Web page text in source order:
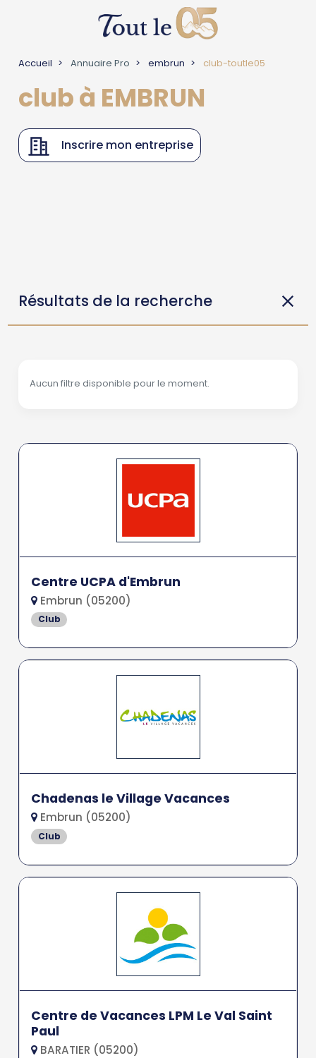
Accueil Annuaire Pro embrun club-toutle05
club à EMBRUN
Inscrire mon entreprise
Résultats de la recherche
Aucun filtre disponible pour le moment.
Centre UCPA d'Embrun
Embrun (05200)
Club
Chadenas le Village Vacances
Embrun (05200)
Club
Centre de Vacances LPM Le Val Saint
Paul
BARATIER (05200)